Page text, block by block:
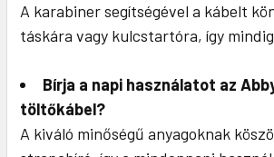
A karabiner segítségével a kábelt
táskára vagy kulcstartóra, így
Bírja a napi használatot az
töltőkábel?
A kiváló minőségű anyagoknak